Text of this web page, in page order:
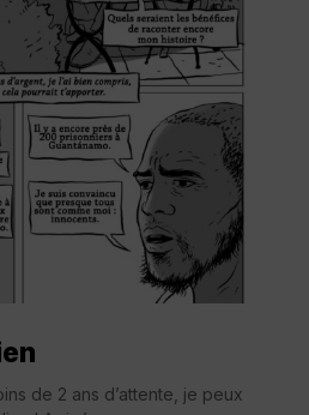
de 2 ans d’attente, je peux